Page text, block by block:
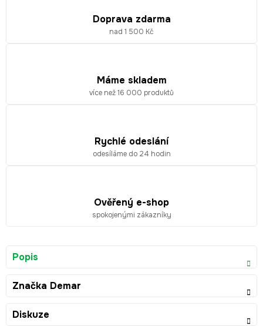
Doprava zdarma
nad 1 500 Kč
Máme skladem
více než 16 000 produktů
Rychlé odeslání
odesíláme do 24 hodin
Ověřený e-shop
spokojenými zákazníky
Popis
Značka Demar
Diskuze